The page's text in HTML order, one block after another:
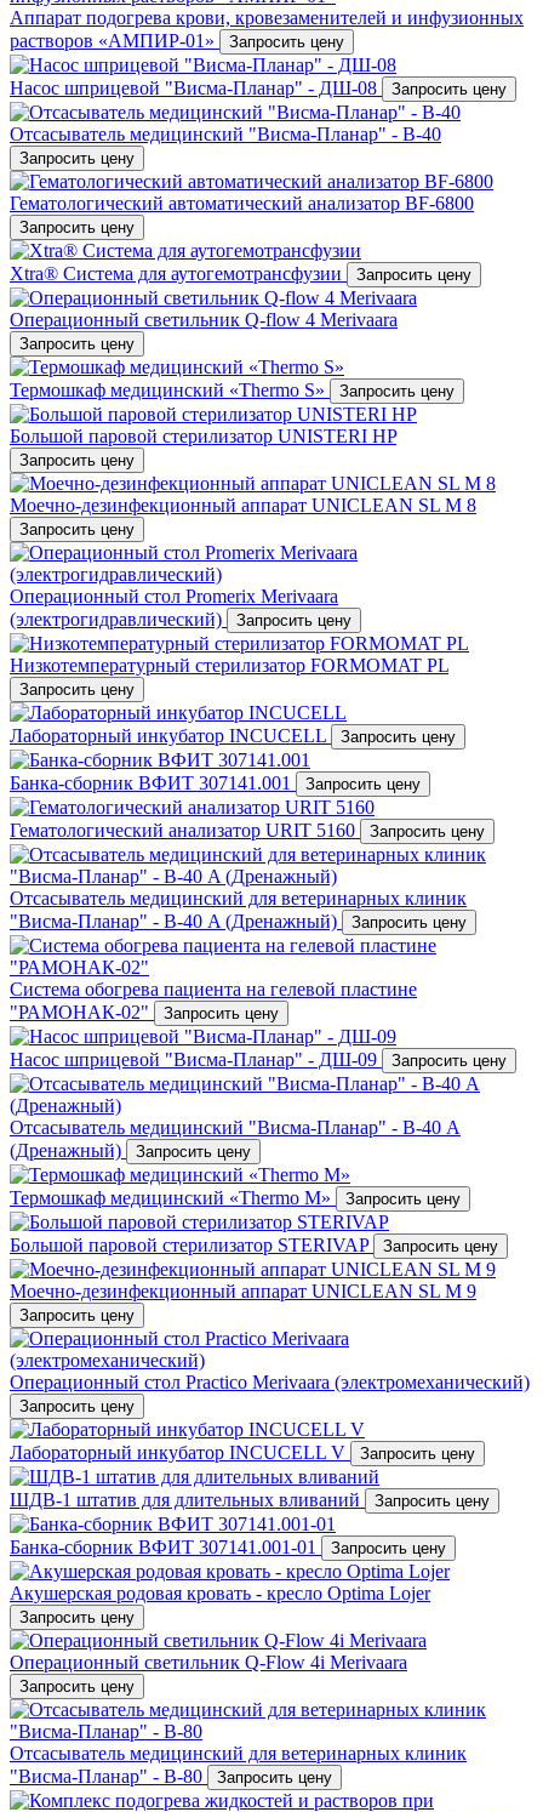
Аппарат подогрева крови, кровезаменителей и инфузионных
растворов «АМПИР-01»
Запросить цену
Насос шприцевой "Висма-Планар" - ДШ-08 Запросить цену
Отсасыватель медицинский "Висма-Планар" - В-40
Запросить цену
Гематологический автоматический анализатор BF-6800
Запросить цену
Xtra® Система для аутогемотрансфузии Запросить цену
Операционный светильник Q-flow 4 Merivaara
Запросить цену
Термошкаф медицинский «Thermo S» Запросить цену
Большой паровой стерилизатор UNISTERI HP
Запросить цену
Mоечно-дезинфекционный аппарат UNICLEAN SL M 8
Запросить цену
Операционный стол Promerix Merivaara
(электрогидравлический)
Запросить цену
Низкотемпературный стерилизатор FORMOMAT PL
Запросить цену
Лабораторный инкубатор INCUCELL Запросить цену
Банка-сборник ВФИТ 307141.001 Запросить цену
Гематологический анализатор URIT 5160 Запросить цену
Отсасыватель медицинский для ветеринарных клиник
"Висма-Планар" - В-40 A (Дренажный)
Запросить цену
Система обогрева пациента на гелевой пластине
"РАМОНАК-02"
Запросить цену
Насос шприцевой "Висма-Планар" - ДШ-09 Запросить цену
Отсасыватель медицинский "Висма-Планар" - В-40 A
(Дренажный)
Запросить цену
Термошкаф медицинский «Thermo M» Запросить цену
Большой паровой стерилизатор STERIVAP Запросить цену
Mоечно-дезинфекционный аппарат UNICLEAN SL M 9
Запросить цену
Операционный стол Practico Merivaara (электромеханический)
Запросить цену
Лабораторный инкубатор INCUCELL V Запросить цену
ШДВ-1 штатив для длительных вливаний Запросить цену
Банка-сборник ВФИТ 307141.001-01 Запросить цену
Акушерская родовая кровать - кресло Optima Lojer
Запросить цену
Операционный светильник Q-Flow 4i Merivaara
Запросить цену
Отсасыватель медицинский для ветеринарных клиник
"Висма-Планар" - В-80
Запросить цену